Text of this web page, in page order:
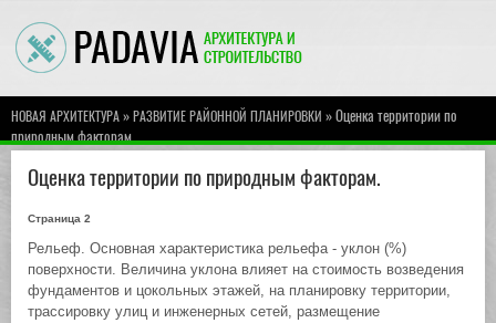
НОВАЯ АРХИТЕКТУРА»РАЗВИТИЕ РАЙОННОЙ ПЛАНИРОВКИ » Оценка территории по
природным факторам.
Оценка территории по природным факторам.
Страница 2
Рельеф. Основная характеристика рельефа - уклон (%)
поверхности. Величина уклона влияет на стоимость возведения
фундаментов и цокольных этажей, на планировку территории,
трассировку улиц и инженерных сетей, размещение